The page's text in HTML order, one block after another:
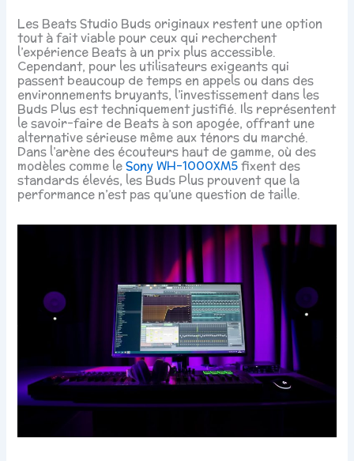
Les Beats Studio Buds originaux restent une option
tout à fait viable pour ceux qui recherchent
l’expérience Beats à un prix plus accessible.
Cependant, pour les utilisateurs exigeants qui
passent beaucoup de temps en appels ou dans des
environnements bruyants, l’investissement dans les
Buds Plus est techniquement justifié. Ils représentent
le savoir-faire de Beats à son apogée, offrant une
alternative sérieuse même aux ténors du marché.
Dans l’arène des écouteurs haut de gamme, où des
modèles comme leSony WH-1000XM5fixent des
standards élevés, les Buds Plus prouvent que la
performance n’est pas qu’une question de taille.